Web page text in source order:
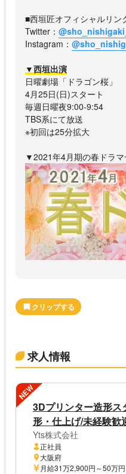
■西垣匠オフィシャルリン
Twitter： @sho_nishigaki_
Instagram：
▼西垣出演
日曜劇場「ドラゴン桜」
4月25日(日)スタート
毎週日曜夜9:00-9:54
TBS系にて放送
※初回は25分拡大
▼2021年4月期の春ドラ
求人情報
NEW
3Dプリンター造形ス
形・仕上げ/未経験歓
Yts株式会社
正社員
大阪府
月給31万2,900円～50万円